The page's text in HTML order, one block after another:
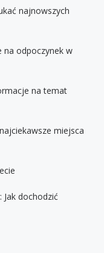
najnowszych
na odpoczynek w
na temat
miejsca
Jak dochodzić